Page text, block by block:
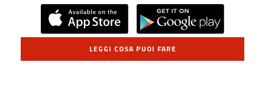
LEGGI COSA PUOI FARE